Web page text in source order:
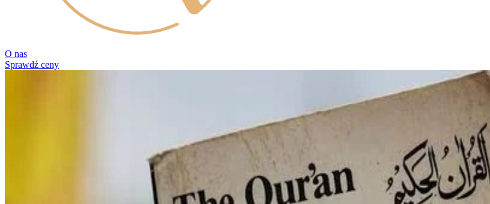
O nas
Sprawdź ceny